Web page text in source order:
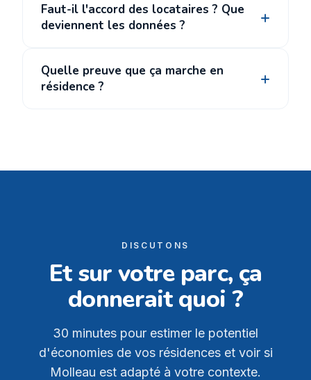
Faut-il l'accord des locataires ? Que
deviennent les données ?
Quelle preuve que ça marche en
résidence ?
DISCUTONS
Et sur votre parc, ça
donnerait quoi ?
30 minutes pour estimer le potentiel
d'économies de vos résidences et voir si
Molleau est adapté à votre contexte.